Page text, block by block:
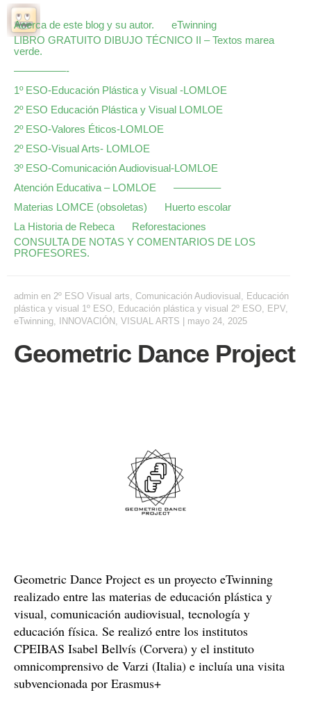
Acerca de este blog y su autor.
eTwinning
LIBRO GRATUITO DIBUJO TÉCNICO II – Textos marea
verde.
—————-
1º ESO-Educación Plástica y Visual -LOMLOE
2º ESO Educación Plástica y Visual LOMLOE
2º ESO-Valores Éticos-LOMLOE
2º ESO-Visual Arts- LOMLOE
3º ESO-Comunicación Audiovisual-LOMLOE
Atención Educativa – LOMLOE
————–
Materias LOMCE (obsoletas)
Huerto escolar
La Historia de Rebeca
Reforestaciones
CONSULTA DE NOTAS Y COMENTARIOS DE LOS
PROFESORES.
admin en 2º ESO Visual arts, Comunicación Audiovisual , Educación
plástica y visual 1º ESO, Educación plástica y visual 2º ESO, EPV,
eTwinning, INNOVACIÓN , VISUAL ARTS mayo 24, 2025
Geometric Dance Project
Geometric Dance Project es un proyecto eTwinning
realizado entre las materias de educación plástica y
visual, comunicación audiovisual, tecnología y
educación física. Se realizó entre los institutos
CPEIBAS Isabel Bellvís (Corvera) y el instituto
omnicomprensivo de Varzi (Italia) e incluía una visita
subvencionada por Erasmus+